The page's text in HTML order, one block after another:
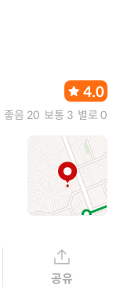
4.0
좋음 20 보통 3 별로 0
공유